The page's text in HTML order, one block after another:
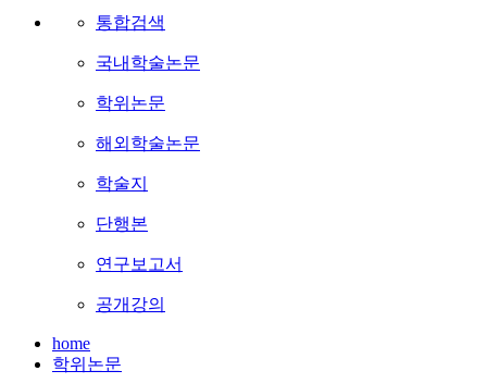
통합검색
국내학술논문
학위논문
해외학술논문
학술지
단행본
연구보고서
공개강의
home
학위논문